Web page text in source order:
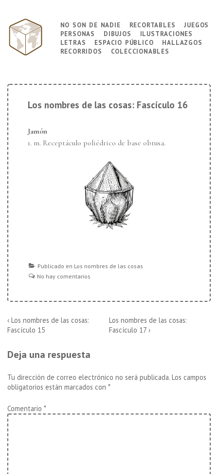
contenido
principal
Navegación
principal
no son de nadie recortables juegos
personas dibujos ilustraciones
letras espacio público hallazgos
recorridos coleccionables
Los nombres de las cosas: Fascículo 16
Jamón
1. m. Receptáculo poliédrico de base obtusa.
Publicado en Los nombres de las cosas
No hay comentarios
Navegación
entradas
La
entrada
‹ Los nombres de las cosas:
Fascículo 15
La
entrada
Los nombres de las cosas:
Fascículo 17 ›
Deja una respuesta
Tu dirección de correo electrónico no será publicada. Los campos
obligatorios están marcados con *
Comentario *